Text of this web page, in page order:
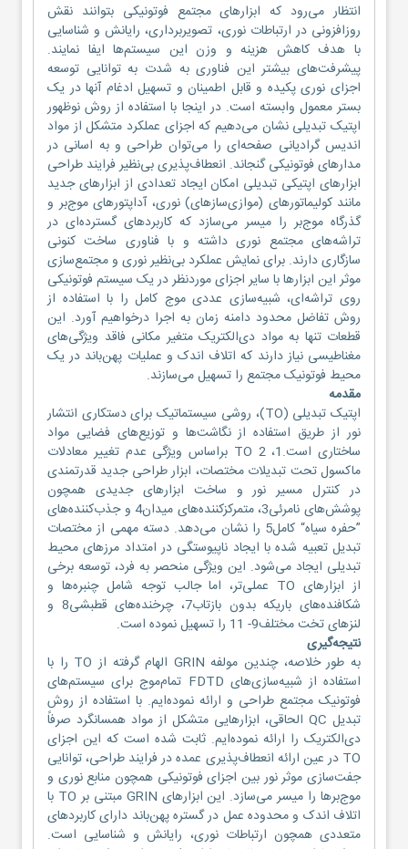
انتظار می‌رود که ابزارهای مجتمع فوتونیکی بتوانند نقش
روزافزونی در ارتباطات نوری، تصویربرداری، رایانش و شناسایی
با هدف کاهش هزینه و وزن این سیستم‌ها ایفا نمایند.
پیشرفت‌های بیشتر این فناوری به شدت به توانایی توسعه
اجزای نوری پکیده و قابل اطمینان و تسهیل ادغام آنها در یک
بستر معمول وابسته است. در اینجا با استفاده از روش نوظهور
اپتیک تبدیلی نشان می‌دهیم که اجزای عملکرد متشکل از مواد
اندیس گرادیانی صفحه‌ای را می‌توان طراحی و به اسانی در
مدارهای فوتونیکی گنجاند. انعطاف‌پذیری بی‌نظیر فرایند طراحی
ابزارهای اپتیکی تبدیلی امکان ایجاد تعدادی از ابزارهای جدید
مانند کولیماتورهای (موازی‌سازهای) نوری، آداپتورهای موج‌بر و
گذرگاه موج‌بر را میسر می‌سازد که کاربردهای گسترده‌ای در
تراشه‌های مجتمع نوری داشته و با فناوری ساخت کنونی
سازگاری دارند. برای نمایش عملکرد بی‌نظیر نوری و مجتمع‌سازی
موثر این ابزارها با سایر اجزای موردنظر در یک سیستم فوتونیکی
روی تراشه‌ای، شبیه‌سازی عددی موج کامل را با استفاده از
روش تفاضل محدود دامنه زمان به اجرا درخواهیم آورد. این
قطعات تنها به مواد دی‌الکتریک متغیر مکانی فاقد ویژگی‌های
مغناطیسی نیاز دارند که اتلاف اندک و عملیات پهن‌باند در یک
محیط فوتونیک مجتمع را تسهیل می‌سازند.
مقدمه
اپتیک تبدیلی (TO)، روشی سیستماتیک برای دستکاری انتشار
نور از طریق استفاده از نگاشت‌ها و توزیع‌های فضایی مواد
ساختاری است.1، 2 TO براساس ویژگی عدم تغییر معادلات
ماکسول تحت تبدیلات مختصات، ابزار طراحی جدید قدرتمندی
در کنترل مسیر نور و ساخت ابزارهای جدیدی همچون
پوشش‌های نامرئی3، متمرکزکننده‌های میدان4 و جذب‌کننده‌های
”حفره سیاه“ کامل5 را نشان می‌دهد. دسته مهمی از مختصات
تبدیل تعبیه شده با ایجاد ناپیوستگی در امتداد مرزهای محیط
تبدیلی ایجاد می‌شود. این ویژگی منحصر به فرد، توسعه برخی
از ابزارهای TO عملی‌تر، اما جالب توجه شامل چنبره‌ها و
شکافنده‌های باریکه بدون بازتاب7، چرخنده‌های قطبشی8 و
لنزهای تخت مختلف9- 11 را تسهیل نموده است.
نتیجه‌گیری
به طور خلاصه، چندین مولفه GRIN الهام گرفته از TO را با
استفاده از شبیه‌سازی‌های FDTD تمام‌موج برای سیستم‌های
فوتونیک مجتمع طراحی و ارائه نموده‌ایم. با استفاده از روش
تبدیل QC الحاقی، ابزارهایی متشکل از مواد همسانگرد صرفاً
دی‌الکتریک را ارائه نموده‌ایم. ثابت شده است که این اجزای
TO در عین ارائه انعطاف‌پذیری عمده در فرایند طراحی، توانایی
جفت‌سازی موثر نور بین اجزای فوتونیکی همچون منابع نوری و
موج‌برها را میسر می‌سازد. این ابزارهای GRIN مبتنی بر TO با
اتلاف اندک و محدوده عمل در گستره پهن‌باند دارای کاربردهای
متعددی همچون ارتباطات نوری، رایانش و شناسایی است.